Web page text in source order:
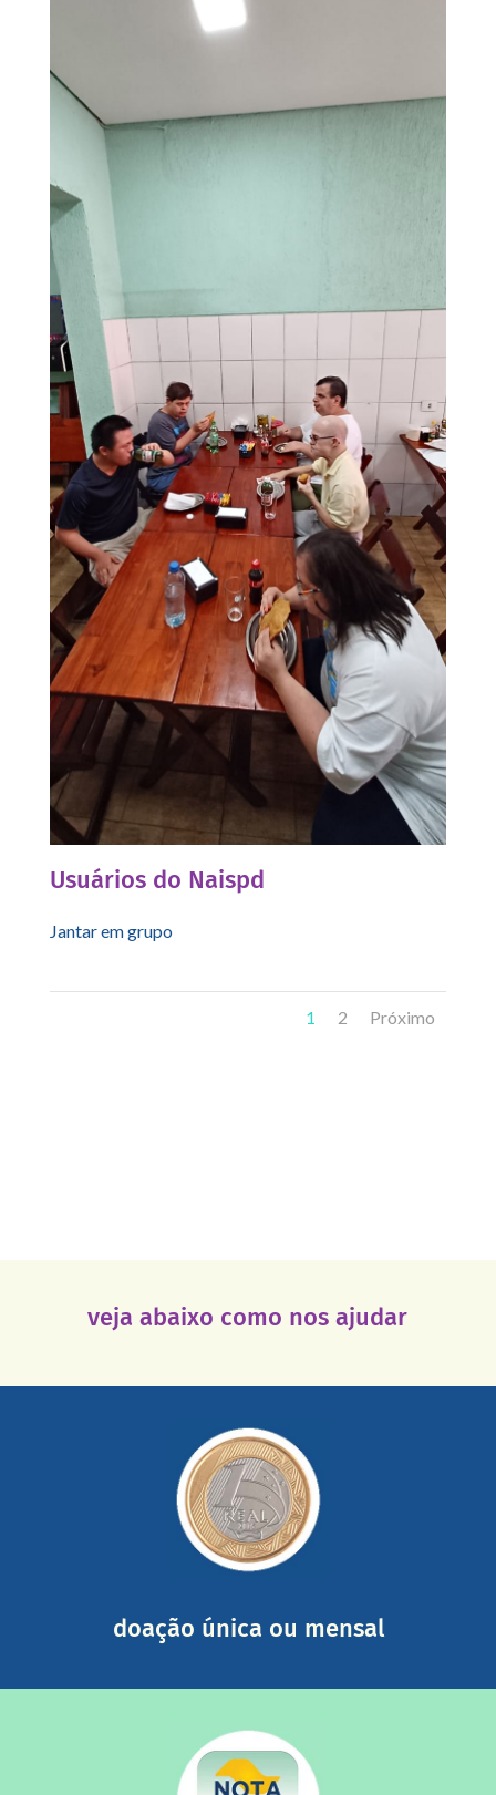
Usuários do Naispd
Jantar em grupo
1 2 Próximo
veja abaixo como nos ajudar
doação única ou mensal
mail mostrando tudo o que fizemos com a sua ajuda
somada a de outras pessoas.
saiba mais